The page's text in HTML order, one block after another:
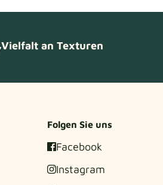
Vielfalt an Texturen
Folgen Sie uns
Facebook
Instagram